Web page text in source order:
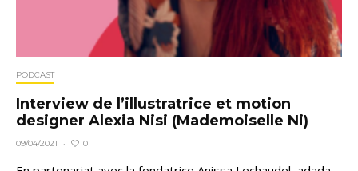
PODCAST
Interview de l’illustratrice et motion
designer Alexia Nisi (Mademoiselle Ni)
09/04/2021 · 0